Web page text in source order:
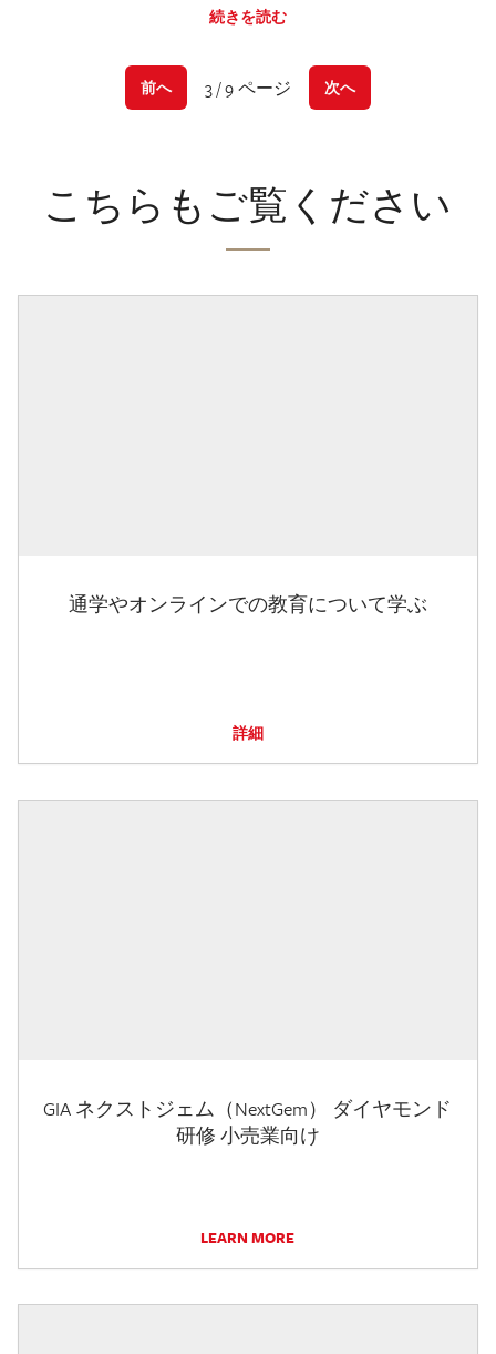
続きを読む
前へ 3 / 9 ページ 次へ
こちらもご覧ください
通学やオンラインでの教育について学ぶ
詳細
GIA ネクストジェム（NextGem） ダイヤモンド
研修 小売業向け
LEARN MORE